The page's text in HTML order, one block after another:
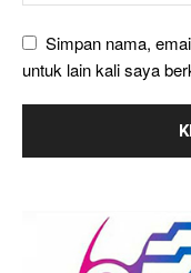
Simpan nama,
untuk lain kali saya